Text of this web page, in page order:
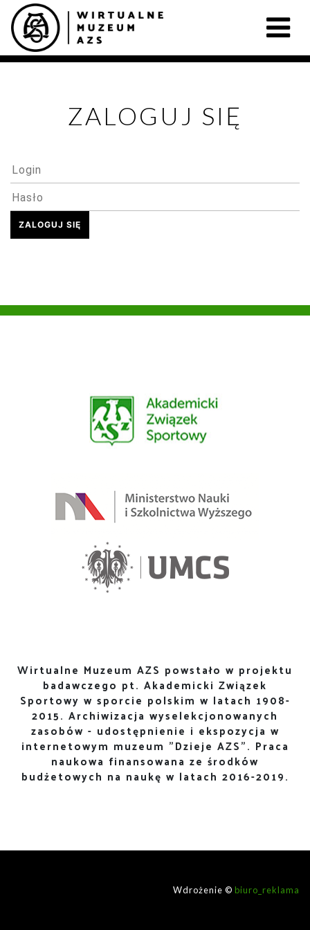
ZALOGUJ SIĘ
Wirtualne Muzeum AZS powstało w projektu
badawczego pt. Akademicki Związek
Sportowy w sporcie polskim w latach 1908-
2015. Archiwizacja wyselekcjonowanych
zasobów - udostępnienie i ekspozycja w
internetowym muzeum "Dzieje AZS". Praca
naukowa finansowana ze środków
budżetowych na naukę w latach 2016-2019.
Wdrożenie © biuro_reklama